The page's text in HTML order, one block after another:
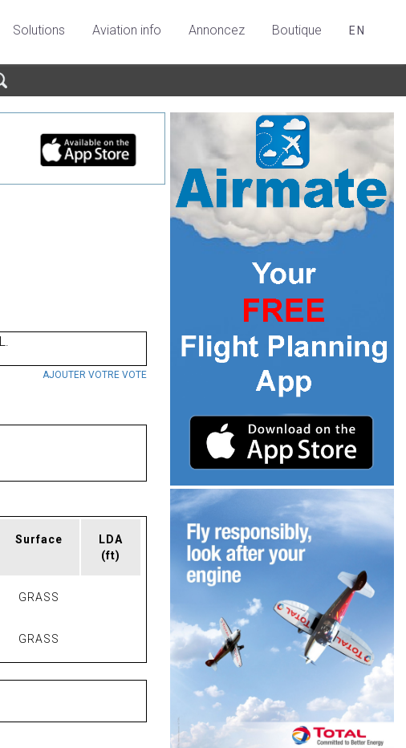
Solutions Aviation info Annoncez Boutique EN
AJOUTER VOTRE VOTE
Surface
LDA
(ft)
GRASS
GRASS